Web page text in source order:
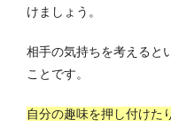
けましょう。
相手の気持ちを考えると
ことです。
自分の趣味を押し付けた